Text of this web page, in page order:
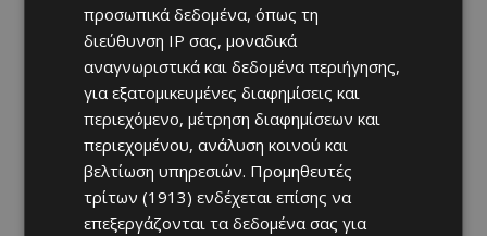
προσωπικά δεδομένα, όπως τη
διεύθυνση IP σας, μοναδικά
αναγνωριστικά και δεδομένα περιήγησης,
για εξατομικευμένες διαφημίσεις και
περιεχόμενο, μέτρηση διαφημίσεων και
περιεχομένου, ανάλυση κοινού και
βελτίωση υπηρεσιών. Προμηθευτές
τρίτων (1913) ενδέχεται επίσης να
επεξεργάζονται τα δεδομένα σας για